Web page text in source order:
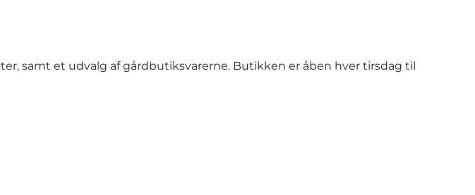
samt et udvalg af gårdbutiksvarerne. Butikken er åben hver tirsdag til